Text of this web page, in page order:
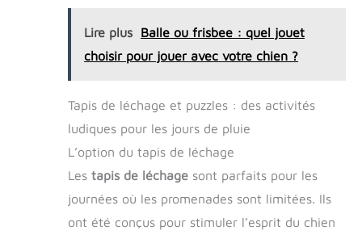
permet de personnaliser librement la taille
de la fente de distribution et de contrôler la
vitesse de distribution ; compatible avec la
× 1.6 cm Facile à nettoyer : le jeu intelligence
chien est fabriqué à partir de matériaux
alimentaires non toxiques ; sa conception
modulable permet un démontage rapide ; il
dans le panier supérieur du lave-vaisselle
Lire plus
Balle ou frisbee : quel jouet
choisir pour jouer avec votre chien ?
Tapis de léchage et puzzles : des activités
ludiques pour les jours de pluie
L’option du tapis de léchage
Les tapis de léchage sont parfaits pour les
journées où les promenades sont limitées. Ils
ont été conçus pour stimuler l’esprit du chien